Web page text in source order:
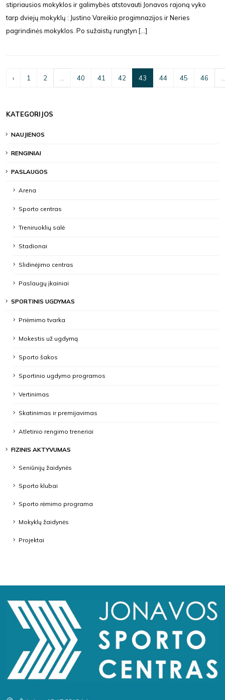
stipriausios mokyklos ir galimybės atstovauti Jonavos rajoną vyko
tarp dviejų mokyklų : Justino Vareikio progimnazijos ir Neries
pagrindinės mokyklos. Po sužaistų rungtyn [...]
‹ 1 2 40 41 42 43 44 45 46
KATEGORIJOS
NAUJIENOS
RENGINIAI
PASLAUGOS
Arena
Sporto centras
Treniruoklių salė
Stadionai
Slidinėjimo centras
Paslaugų įkainiai
SPORTINIS UGDYMAS
Priėmimo tvarka
Mokestis už ugdymą
Sporto šakos
Sportinio ugdymo programos
Vertinimas
Skatinimas ir premijavimas
Atletinio rengimo treneriai
FIZINIS AKTYVUMAS
Seniūnijų žaidynės
Sporto klubai
Sporto rėmimo programa
Mokyklų žaidynės
Projektai